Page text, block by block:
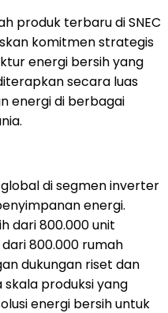
produk terbaru di SNEC
komitmen strategis
energi bersih yang
secara luas
energi di berbagai
di segmen inverter
energi.
dari 800.000 unit
800.000 rumah
dukungan riset dan
produksi yang
energi bersih untuk